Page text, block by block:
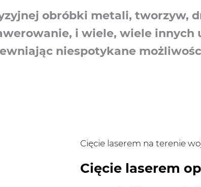
obróbki metali, tworzyw,
i wiele, wiele innych
niespotykane
Cięcie laserem na terenie
Cięcie laserem